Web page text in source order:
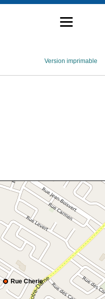
Version imprimable
Rue Cherie